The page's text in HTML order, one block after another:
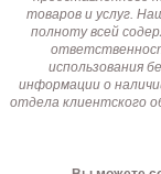
6 137 руб.
товаров и услуг.
полноту всей
использования
информации о
отдела клиентского